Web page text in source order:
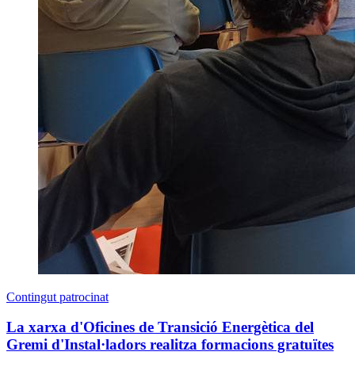
Contingut patrocinat
La xarxa d'Oficines de Transició Energètica del
Gremi d'Instal·ladors realitza formacions gratuïtes